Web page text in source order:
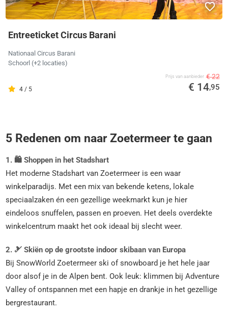
Entreeticket Circus Barani
Nationaal Circus Barani
Schoorl (+2 locaties)
4 / 5
Prijs van aanbieder € 22
€ 14,95
5 Redenen om naar Zoetermeer te gaan
1. 🛍️ Shoppen in het Stadshart
Het moderne Stadshart van Zoetermeer is een waar
winkelparadijs. Met een mix van bekende ketens, lokale
speciaalzaken én een gezellige weekmarkt kun je hier
eindeloos snuffelen, passen en proeven. Het deels overdekte
winkelcentrum maakt het ook ideaal bij slecht weer.
2. 🎿 Skiën op de grootste indoor skibaan van Europa
Bij SnowWorld Zoetermeer ski of snowboard je het hele jaar
door alsof je in de Alpen bent. Ook leuk: klimmen bij Adventure
Valley of ontspannen met een hapje en drankje in het gezellige
bergrestaurant.